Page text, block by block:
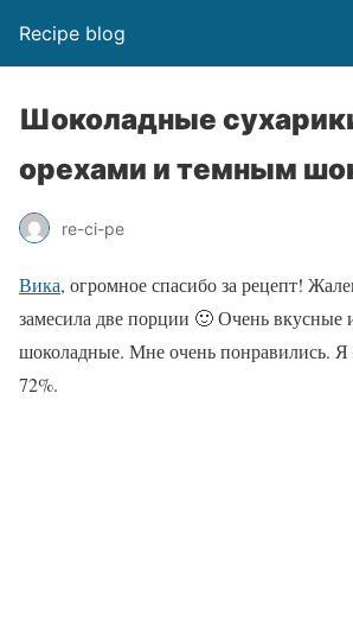
Recipe blog
Шоколадные
орехами и темным
re-ci-pe
Вика, огромное спасибо за рецепт!
замесила две порции 🙂 Очень вкусные
шоколадные. Мне очень понравились. Я
72%.